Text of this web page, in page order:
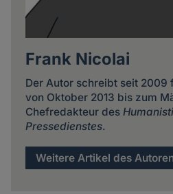
Frank Nicolai
Der Autor schreibt seit 2009
von Oktober 2013 bis zum
Chefredakteur des
Pressedienstes.
Weitere Artikel des